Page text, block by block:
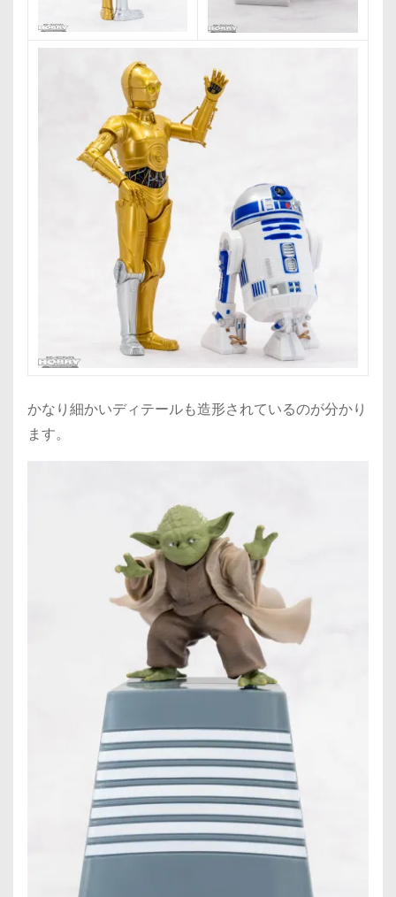
かなり細かいディテールも造形されているのが分かり
ます。